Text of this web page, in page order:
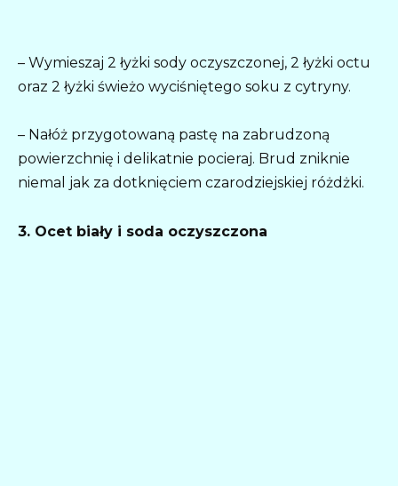
– Wymieszaj 2 łyżki sody oczyszczonej, 2 łyżki octu
oraz 2 łyżki świeżo wyciśniętego soku z cytryny.
– Nałóż przygotowaną pastę na zabrudzoną
powierzchnię i delikatnie pocieraj. Brud zniknie
niemal jak za dotknięciem czarodziejskiej różdżki.
3. Ocet biały i soda oczyszczona